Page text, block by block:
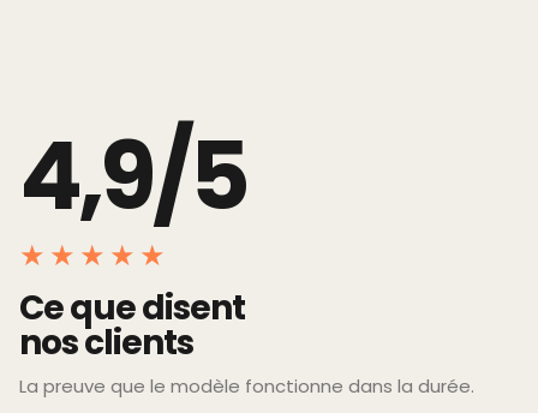
4,9/5
★★★★★
Ce que disent
nos clients
La preuve que le modèle fonctionne dans la durée.